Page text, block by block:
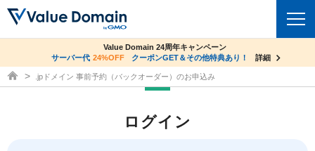
ドメイントップ
co.jpドメイン✕コアサーバーV2ビジネス応援キャンペーン
サーバー料金1年間無料
詳細
Value Domain 24周年キャンペーン
サーバー代 24%OFF クーポンGET＆その他特典あり！ 詳細
ドメイン取得ならバリュードメイン
.jpドメイン 事前予約（バックオーダー）のお申込み
ログイン